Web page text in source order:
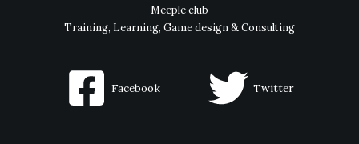
Meeple club
Training, Learning, Game design & Consulting
Facebook Twitter